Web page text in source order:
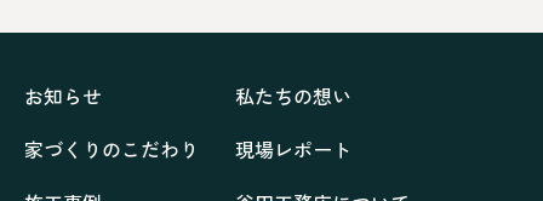
住み継ぐ家
優美な「家」
光に集う家
喜びをデザインする家
四角で彩る家
大浦の「家」
家事が楽しくなる家
お知らせ
私たちの想い
家づくりのこだわり
現場レポート